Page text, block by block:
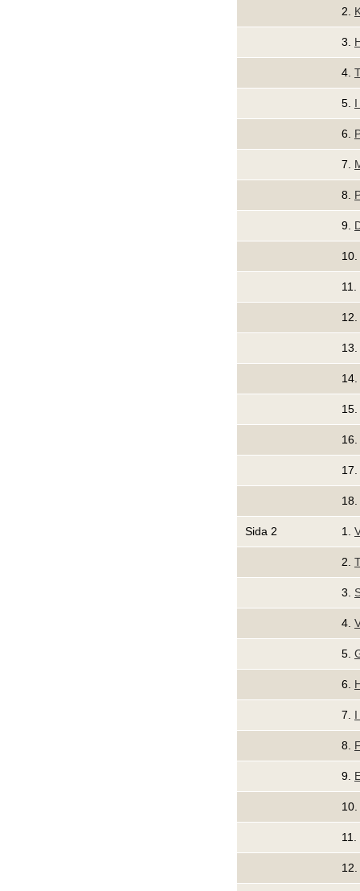
2.
3.
4.
5.
6.
7.
8.
9.
10.
11.
12.
13.
14.
15.
16.
17.
18.
Sida 2 1.
2.
3.
4.
5.
6.
7.
8.
9.
10.
11.
12.